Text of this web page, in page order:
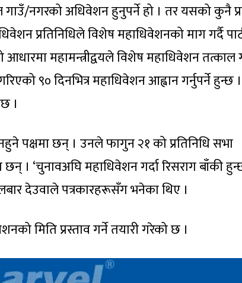
नगरको अधिवेशन हुनुपर्ने हो । तर यसको कुनै
प्रतिनिधिले विशेष महाधिवेशनको माग गर्दै
महामन्त्रीद्वयले विशेष महाधिवेशन तत्काल
९० दिनभित्र महाधिवेशन आह्वान गर्नुपर्ने हुन्छ ।
।
पक्षमा छन् । उनले फागुन २१ को प्रतिनिधि सभा
। ‘चुनावअघि महाधिवेशन गर्दा रिसराग बाँकी
देउवाले पत्रकारहरूसँग भनेका थिए ।
मिति प्रस्ताव गर्ने तयारी गरेको छ ।